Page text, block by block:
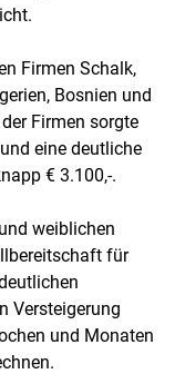
Firmen Schalk,
Bosnien und
Firmen sorgte
eine deutliche
€ 3.100,-.
weiblichen
für
Versteigerung
und Monaten